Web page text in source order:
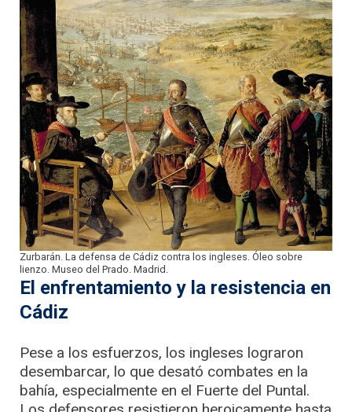
Zurbarán. La defensa de Cádiz contra los ingleses. Óleo sobre
lienzo. Museo del Prado. Madrid.
El enfrentamiento y la resistencia en
Cádiz
Pese a los esfuerzos, los ingleses lograron
desembarcar, lo que desató combates en la
bahía, especialmente en el Fuerte del Puntal.